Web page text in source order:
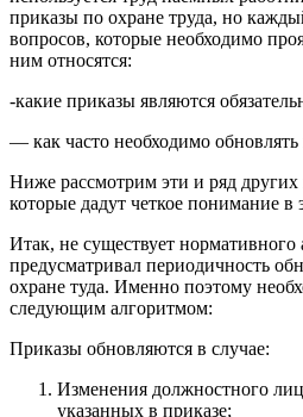
приказы по охране труда, но
вопросов, которые необходимо
ним относятся:
-какие приказы являются
— как часто необходимо
Ниже рассмотрим эти и ряд других
которые дадут четкое понимание в
Итак, не существует
предусматривал периодичность
охране туда. Именно поэтому
следующим алгоритмом:
Приказы обновляются в случае:
Изменения должностного
указанных в приказе;